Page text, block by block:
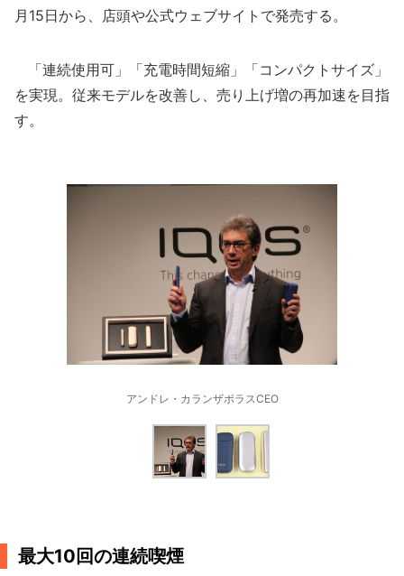
月15日から、店頭や公式ウェブサイトで発売する。
「連続使用可」「充電時間短縮」「コンパクトサイズ」
を実現。従来モデルを改善し、売り上げ増の再加速を目指
す。
アンドレ・カランザポラスCEO
最大10回の連続喫煙